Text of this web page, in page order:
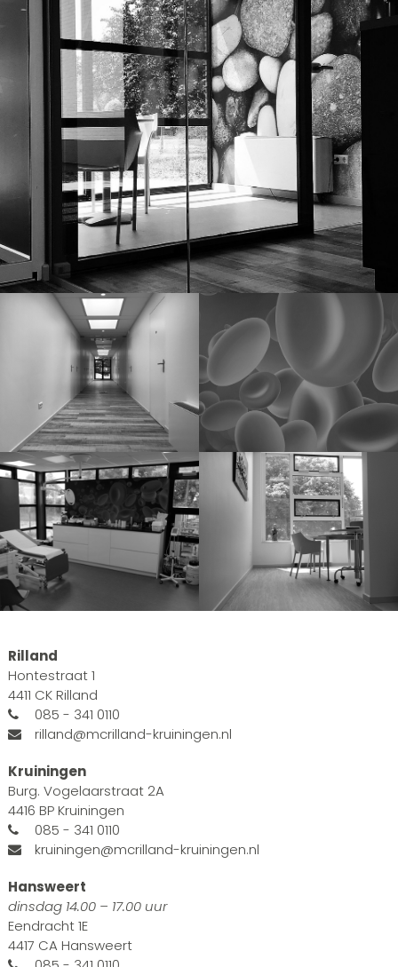
Rilland
Hontestraat 1
4411 CK Rilland
085 - 341 0110
rilland@mcrilland-kruiningen.nl
Kruiningen
Burg. Vogelaarstraat 2A
4416 BP Kruiningen
085 - 341 0110
kruiningen@mcrilland-kruiningen.nl
Hansweert
dinsdag 14.00 – 17.00 uur
Eendracht 1E
4417 CA Hansweert